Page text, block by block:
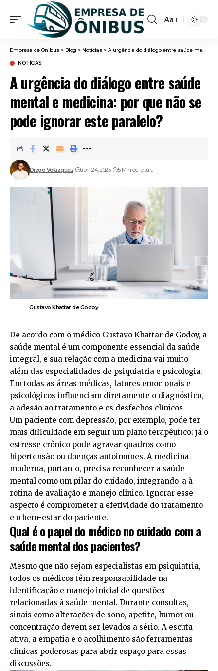
Font
Aa
Empresa de Ônibus > Blog > Notícias > A urgência do diálogo entre saúde mental e medicina: por que não se pode ignorar este paralelo?
NOTÍCIAS
A urgência do diálogo entre saúde
mental e medicina: por que não se
pode ignorar este paralelo?
Diego Velázquez abril 24, 2025 5 Min de leitura
Gustavo Khattar de Godoy
De acordo com o médico Gustavo Khattar de Godoy, a
saúde mental é um componente essencial da saúde
integral, e sua relação com a medicina vai muito
além das especialidades de psiquiatria e psicologia.
Em todas as áreas médicas, fatores emocionais e
psicológicos influenciam diretamente o diagnóstico,
a adesão ao tratamento e os desfechos clínicos.
Um paciente com depressão, por exemplo, pode ter
mais dificuldade em seguir um plano terapêutico; já o
estresse crônico pode agravar quadros como
hipertensão ou doenças autoimunes. A medicina
moderna, portanto, precisa reconhecer a saúde
mental como um pilar do cuidado, integrando-a à
rotina de avaliação e manejo clínico. Ignorar esse
aspecto é comprometer a efetividade do tratamento
e o bem-estar do paciente.
Qual é o papel do médico no cuidado com a
saúde mental dos pacientes?
Mesmo que não sejam especialistas em psiquiatria,
todos os médicos têm responsabilidade na
identificação e manejo inicial de questões
relacionadas à saúde mental. Durante consultas,
sinais como alterações de sono, apetite, humor ou
concentração devem ser levados a sério. A escuta
ativa, a empatia e o acolhimento são ferramentas
clínicas poderosas para abrir espaço para essas
discussões.